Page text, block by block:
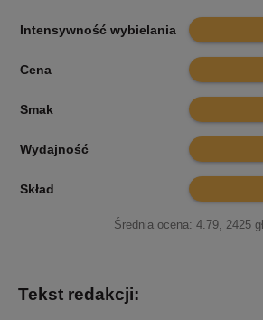
Intensywność wybielania 9.8
Cena 9
Smak 9.5
Wydajność 9.6
Skład 10
Średnia ocena: 4.79, 2425
Tekst redakcji: